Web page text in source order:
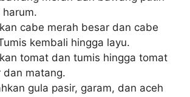
harum.
cabe merah besar dan cabe
kembali hingga layu.
tomat dan tumis hingga tomat
dan matang.
gula pasir, garam, dan aceh